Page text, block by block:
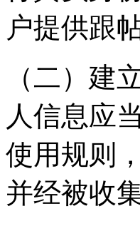
户提供跟
（二）建
人信息应
使用规则
并经被收